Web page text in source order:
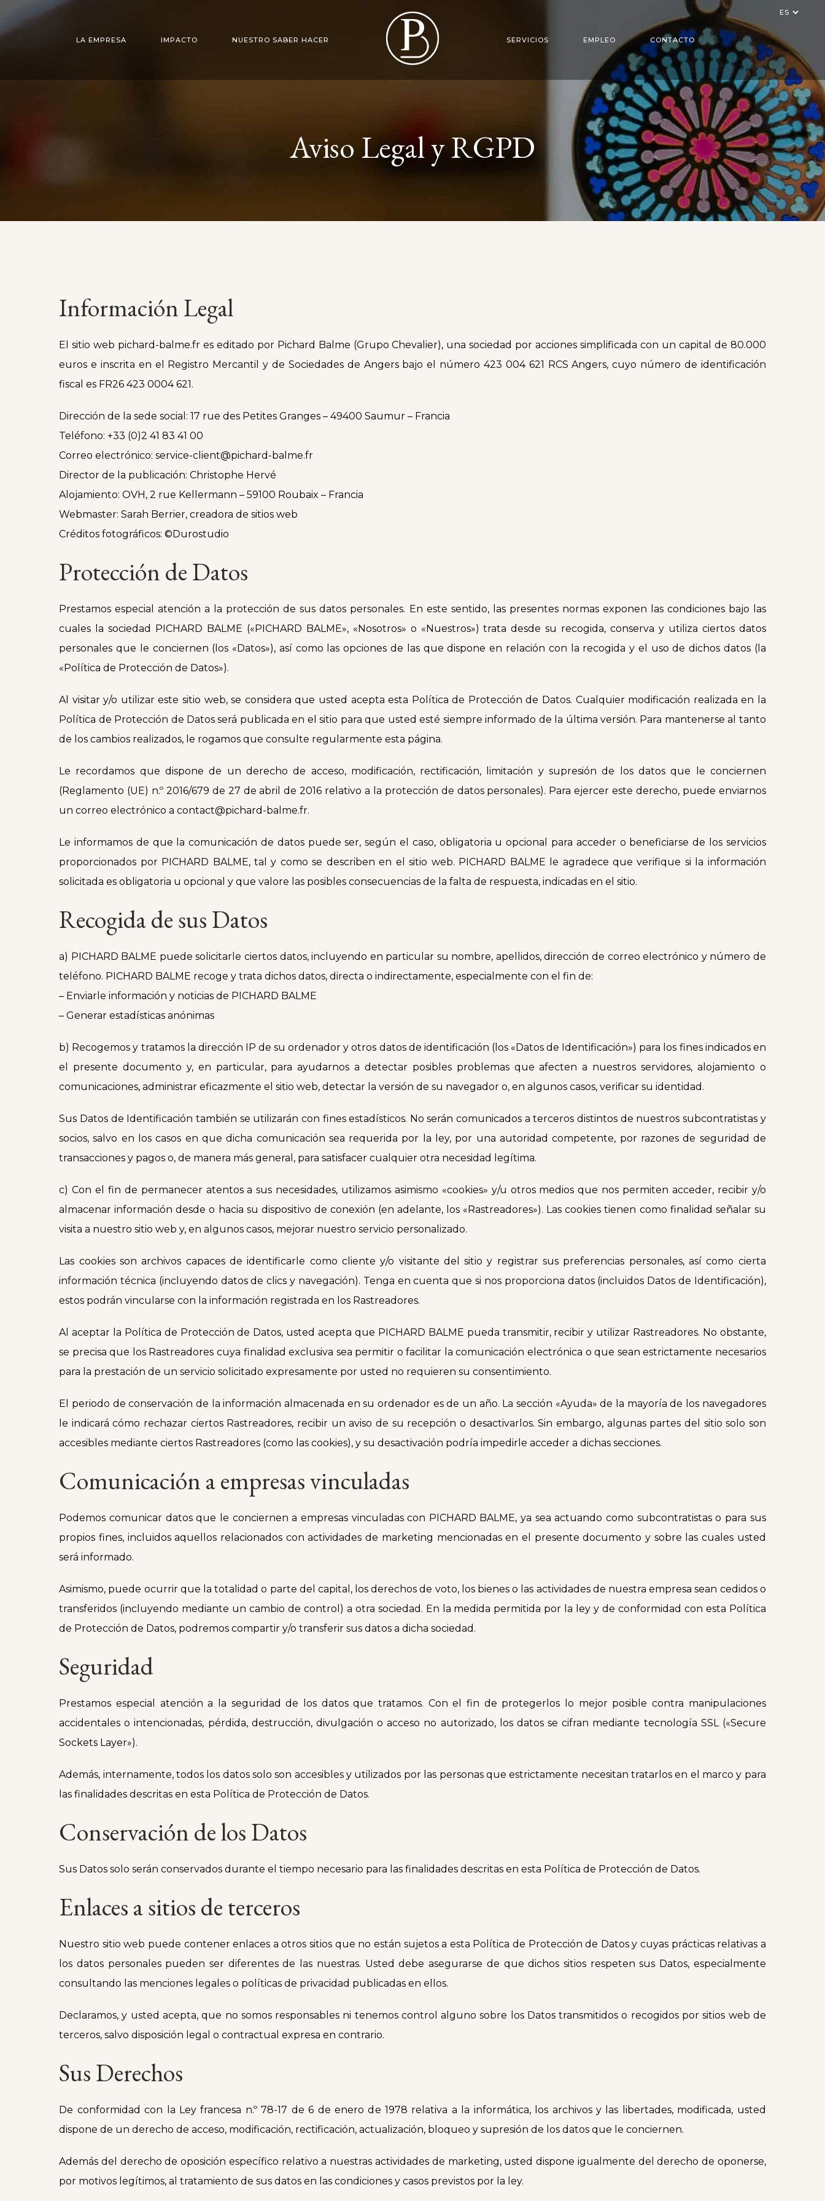
Elegir
LA EMPRESA IMPACTO NUESTRO SABER HACER
GALVANOPLASTIA
ARENADO
DECORACIÓN LÁSER
SERVICIOS EMPLEO CONTACTO
Aviso Legal y RGPD
Información Legal
El sitio web pichard-balme.fr es editado por Pichard Balme (Grupo Chevalier), una sociedad por acciones simplificada con un capital de 80.000
euros e inscrita en el Registro Mercantil y de Sociedades de Angers bajo el número 423 004 621 RCS Angers, cuyo número de identificación
fiscal es FR26 423 0004 621.
Dirección de la sede social: 17 rue des Petites Granges – 49400 Saumur – Francia
Teléfono: +33 (0)2 41 83 41 00
Correo electrónico: service-client@pichard-balme.fr
Director de la publicación: Christophe Hervé
Alojamiento: OVH, 2 rue Kellermann – 59100 Roubaix – Francia
Webmaster: Sarah Berrier, creadora de sitios web
Créditos fotográficos: ©Durostudio
Protección de Datos
Prestamos especial atención a la protección de sus datos personales. En este sentido, las presentes normas exponen las condiciones bajo las
cuales la sociedad PICHARD BALME («PICHARD BALME», «Nosotros» o «Nuestros») trata desde su recogida, conserva y utiliza ciertos datos
personales que le conciernen (los «Datos»), así como las opciones de las que dispone en relación con la recogida y el uso de dichos datos (la
«Política de Protección de Datos»).
Al visitar y/o utilizar este sitio web, se considera que usted acepta esta Política de Protección de Datos. Cualquier modificación realizada en la
Política de Protección de Datos será publicada en el sitio para que usted esté siempre informado de la última versión. Para mantenerse al tanto
de los cambios realizados, le rogamos que consulte regularmente esta página.
Le recordamos que dispone de un derecho de acceso, modificación, rectificación, limitación y supresión de los datos que le conciernen
(Reglamento (UE) n.º 2016/679 de 27 de abril de 2016 relativo a la protección de datos personales). Para ejercer este derecho, puede enviarnos
un correo electrónico a contact@pichard-balme.fr.
Le informamos de que la comunicación de datos puede ser, según el caso, obligatoria u opcional para acceder o beneficiarse de los servicios
proporcionados por PICHARD BALME, tal y como se describen en el sitio web. PICHARD BALME le agradece que verifique si la información
solicitada es obligatoria u opcional y que valore las posibles consecuencias de la falta de respuesta, indicadas en el sitio.
Recogida de sus Datos
a) PICHARD BALME puede solicitarle ciertos datos, incluyendo en particular su nombre, apellidos, dirección de correo electrónico y número de
teléfono. PICHARD BALME recoge y trata dichos datos, directa o indirectamente, especialmente con el fin de:
– Enviarle información y noticias de PICHARD BALME
– Generar estadísticas anónimas
b) Recogemos y tratamos la dirección IP de su ordenador y otros datos de identificación (los «Datos de Identificación») para los fines indicados en
el presente documento y, en particular, para ayudarnos a detectar posibles problemas que afecten a nuestros servidores, alojamiento o
comunicaciones, administrar eficazmente el sitio web, detectar la versión de su navegador o, en algunos casos, verificar su identidad.
Sus Datos de Identificación también se utilizarán con fines estadísticos. No serán comunicados a terceros distintos de nuestros subcontratistas y
socios, salvo en los casos en que dicha comunicación sea requerida por la ley, por una autoridad competente, por razones de seguridad de
transacciones y pagos o, de manera más general, para satisfacer cualquier otra necesidad legítima.
c) Con el fin de permanecer atentos a sus necesidades, utilizamos asimismo «cookies» y/u otros medios que nos permiten acceder, recibir y/o
almacenar información desde o hacia su dispositivo de conexión (en adelante, los «Rastreadores»). Las cookies tienen como finalidad señalar su
visita a nuestro sitio web y, en algunos casos, mejorar nuestro servicio personalizado.
Las cookies son archivos capaces de identificarle como cliente y/o visitante del sitio y registrar sus preferencias personales, así como cierta
información técnica (incluyendo datos de clics y navegación). Tenga en cuenta que si nos proporciona datos (incluidos Datos de Identificación),
estos podrán vincularse con la información registrada en los Rastreadores.
Al aceptar la Política de Protección de Datos, usted acepta que PICHARD BALME pueda transmitir, recibir y utilizar Rastreadores. No obstante,
se precisa que los Rastreadores cuya finalidad exclusiva sea permitir o facilitar la comunicación electrónica o que sean estrictamente necesarios
para la prestación de un servicio solicitado expresamente por usted no requieren su consentimiento.
El periodo de conservación de la información almacenada en su ordenador es de un año. La sección «Ayuda» de la mayoría de los navegadores
le indicará cómo rechazar ciertos Rastreadores, recibir un aviso de su recepción o desactivarlos. Sin embargo, algunas partes del sitio solo son
accesibles mediante ciertos Rastreadores (como las cookies), y su desactivación podría impedirle acceder a dichas secciones.
Comunicación a empresas vinculadas
Podemos comunicar datos que le conciernen a empresas vinculadas con PICHARD BALME, ya sea actuando como subcontratistas o para sus
propios fines, incluidos aquellos relacionados con actividades de marketing mencionadas en el presente documento y sobre las cuales usted
será informado.
Asimismo, puede ocurrir que la totalidad o parte del capital, los derechos de voto, los bienes o las actividades de nuestra empresa sean cedidos o
transferidos (incluyendo mediante un cambio de control) a otra sociedad. En la medida permitida por la ley y de conformidad con esta Política
de Protección de Datos, podremos compartir y/o transferir sus datos a dicha sociedad.
Seguridad
Prestamos especial atención a la seguridad de los datos que tratamos. Con el fin de protegerlos lo mejor posible contra manipulaciones
accidentales o intencionadas, pérdida, destrucción, divulgación o acceso no autorizado, los datos se cifran mediante tecnología SSL («Secure
Sockets Layer»).
Además, internamente, todos los datos solo son accesibles y utilizados por las personas que estrictamente necesitan tratarlos en el marco y para
las finalidades descritas en esta Política de Protección de Datos.
Conservación de los Datos
Sus Datos solo serán conservados durante el tiempo necesario para las finalidades descritas en esta Política de Protección de Datos.
Enlaces a sitios de terceros
Nuestro sitio web puede contener enlaces a otros sitios que no están sujetos a esta Política de Protección de Datos y cuyas prácticas relativas a
los datos personales pueden ser diferentes de las nuestras. Usted debe asegurarse de que dichos sitios respeten sus Datos, especialmente
consultando las menciones legales o políticas de privacidad publicadas en ellos.
Declaramos, y usted acepta, que no somos responsables ni tenemos control alguno sobre los Datos transmitidos o recogidos por sitios web de
terceros, salvo disposición legal o contractual expresa en contrario.
Sus Derechos
De conformidad con la Ley francesa n.º 78-17 de 6 de enero de 1978 relativa a la informática, los archivos y las libertades, modificada, usted
dispone de un derecho de acceso, modificación, rectificación, actualización, bloqueo y supresión de los datos que le conciernen.
Además del derecho de oposición específico relativo a nuestras actividades de marketing, usted dispone igualmente del derecho de oponerse,
por motivos legítimos, al tratamiento de sus datos en las condiciones y casos previstos por la ley.